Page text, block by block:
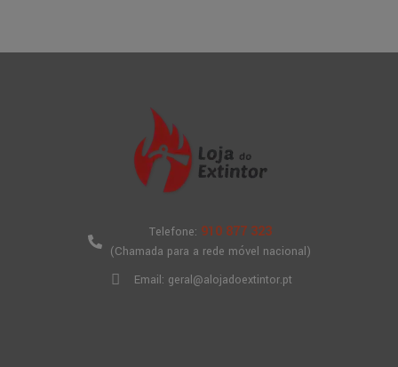
Telefone: 910 877 323
(Chamada para a rede móvel nacional)
Email: geral@alojadoextintor.pt